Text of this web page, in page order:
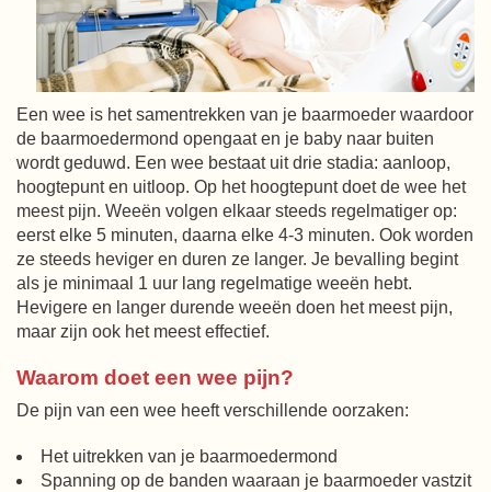
Een wee is het samentrekken van je baarmoeder waardoor
de baarmoedermond opengaat en je baby naar buiten
wordt geduwd. Een wee bestaat uit drie stadia: aanloop,
hoogtepunt en uitloop. Op het hoogtepunt doet de wee het
meest pijn. Weeën volgen elkaar steeds regelmatiger op:
eerst elke 5 minuten, daarna elke 4-3 minuten. Ook worden
ze steeds heviger en duren ze langer. Je bevalling begint
als je minimaal 1 uur lang regelmatige weeën hebt.
Hevigere en langer durende weeën doen het meest pijn,
maar zijn ook het meest effectief.
Waarom doet een wee pijn?
De pijn van een wee heeft verschillende oorzaken:
Het uitrekken van je baarmoedermond
Spanning op de banden waaraan je baarmoeder vastzit